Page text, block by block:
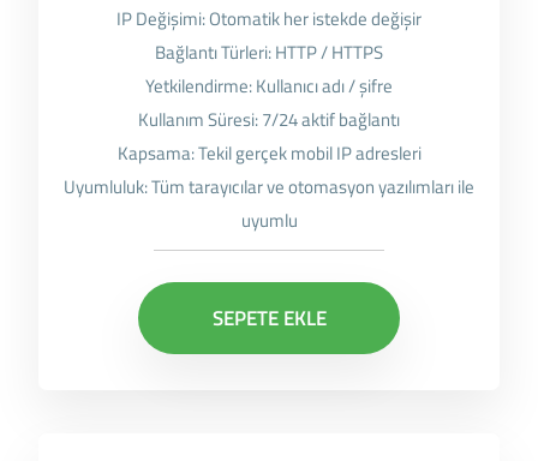
IP Değişimi: Otomatik her istekde değişir
Bağlantı Türleri: HTTP / HTTPS
Yetkilendirme: Kullanıcı adı / şifre
Kullanım Süresi: 7/24 aktif bağlantı
Kapsama: Tekil gerçek mobil IP adresleri
Uyumluluk: Tüm tarayıcılar ve otomasyon yazılımları ile
uyumlu
SEPETE EKLE